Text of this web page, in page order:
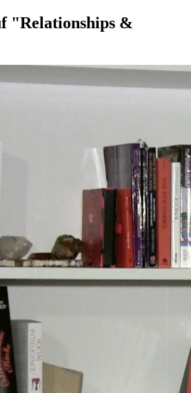
"Relationships &